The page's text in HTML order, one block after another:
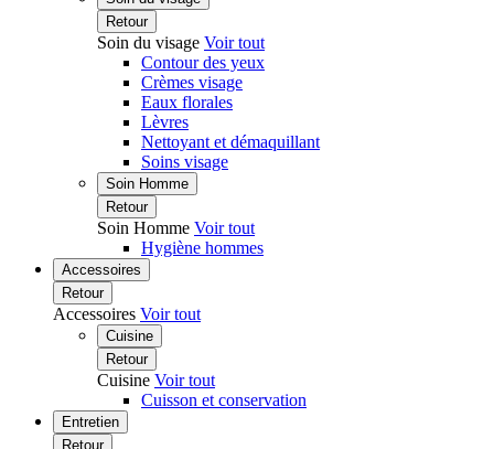
Retour
Soin du visage Voir tout
Contour des yeux
Crèmes visage
Eaux florales
Lèvres
Nettoyant et démaquillant
Soins visage
Soin Homme
Retour
Soin Homme Voir tout
Hygiène hommes
Accessoires
Retour
Accessoires Voir tout
Cuisine
Retour
Cuisine Voir tout
Cuisson et conservation
Entretien
Retour